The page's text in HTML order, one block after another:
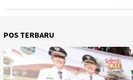
POS TERBARU